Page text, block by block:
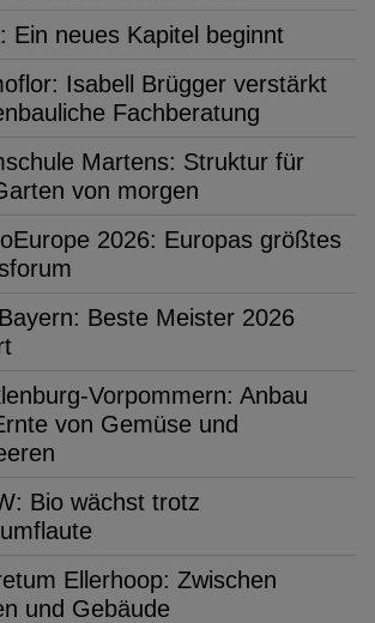
Ein neues Kapitel beginnt
Isabell Brügger verstärkt
Fachberatung
Martens: Struktur für
von morgen
2026: Europas größtes
Beste Meister 2026
Vorpommern: Anbau
von Gemüse und
Bio wächst trotz
Ellerhoop: Zwischen
und Gebäude